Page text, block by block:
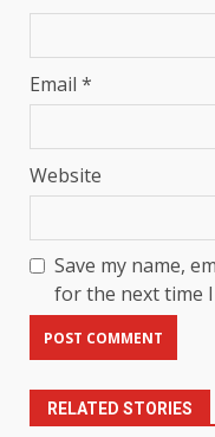
Email *
Website
Save my name,
for the next time
RELATED STORIES